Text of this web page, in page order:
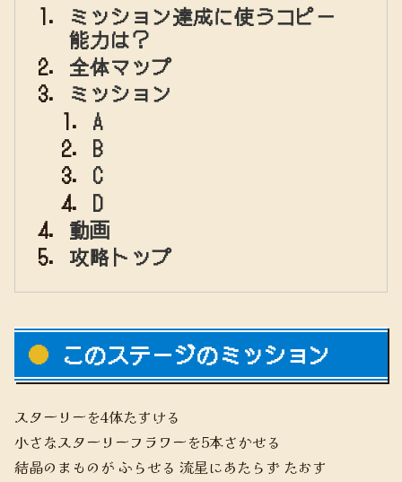
ミッション達成に使うコピー
能力は？
全体マップ
ミッション
A
B
C
D
動画
攻略トップ
このステージのミッション
スターリーを4体たすける
小さなスターリーフラワーを5本さかせる
結晶のまものが ふらせる 流星にあたらず たおす